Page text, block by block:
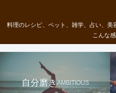
料理のレシピ、ペット、雑学、占い、
こんな感
自分磨きAMBITIOUS